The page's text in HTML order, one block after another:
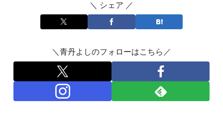
＼ シェア ／
＼青丹よしのフォローはこちら／